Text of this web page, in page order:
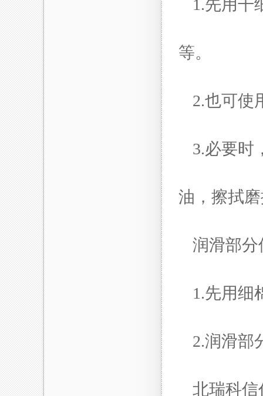
1.先用干
等。
2.也可
3.必要时
油，擦
润滑部
1.先用
2.润滑部
北瑞科信